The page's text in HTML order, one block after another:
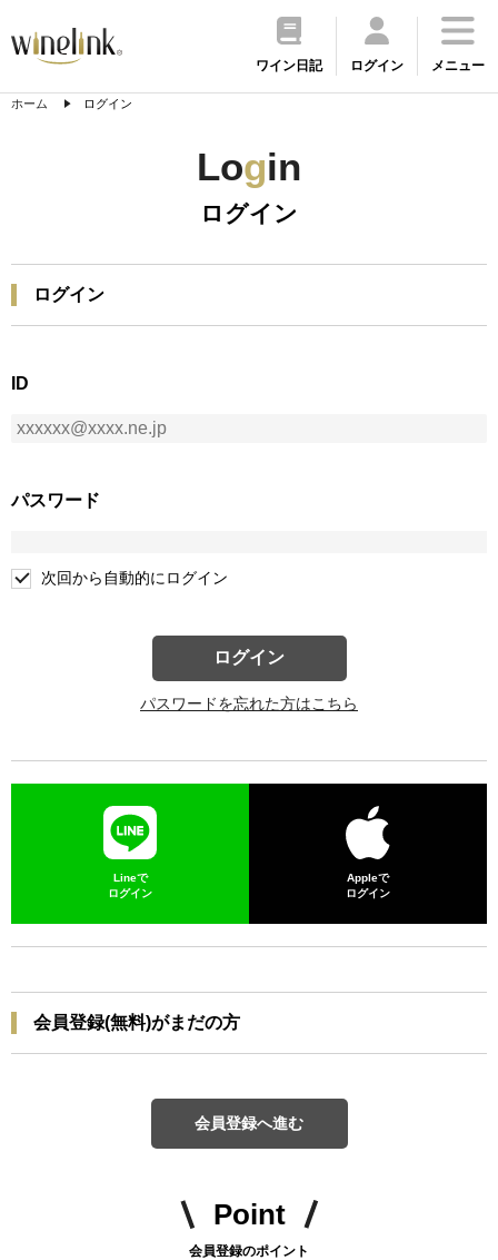
ワイン日記 ログイン メニュー
ホーム ログイン
Login
ログイン
ログイン
ID
パスワード
次回から自動的にログイン
ログイン
パスワードを忘れた方はこちら
Lineで
ログイン
Appleで
ログイン
会員登録(無料)がまだの方
会員登録へ進む
Point
会員登録のポイント